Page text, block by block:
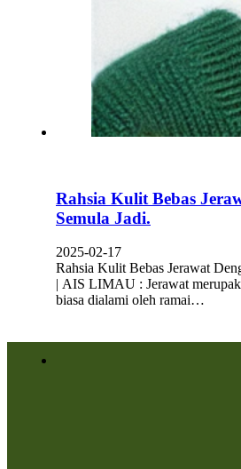
Rahsia Kulit Bebas
Semula Jadi.
2025-02-17
Rahsia Kulit Bebas Jerawat
| AIS LIMAU : Jerawat
biasa dialami oleh ramai…